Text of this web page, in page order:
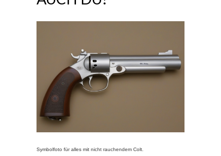
Symbolfoto für alles mit nicht rauchendem Colt.